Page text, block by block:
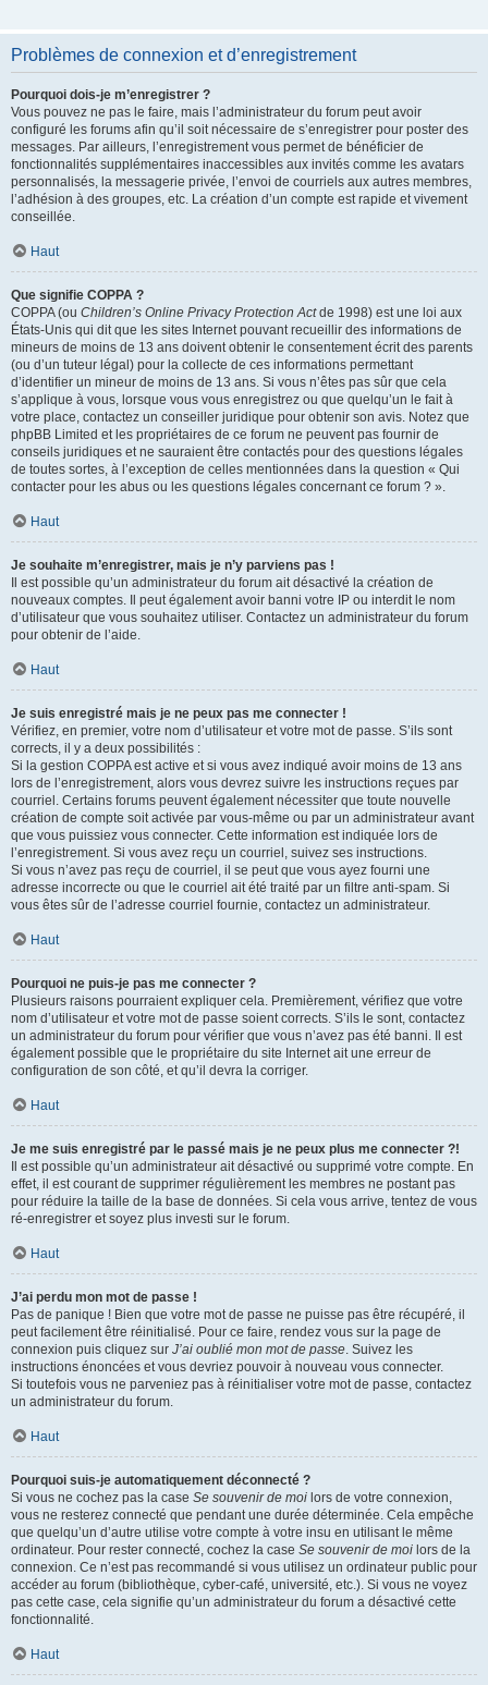
Problèmes de connexion et d’enregistrement
Pourquoi dois-je m’enregistrer ?
Vous pouvez ne pas le faire, mais l’administrateur du forum peut avoir
configuré les forums afin qu’il soit nécessaire de s’enregistrer pour poster des
messages. Par ailleurs, l’enregistrement vous permet de bénéficier de
fonctionnalités supplémentaires inaccessibles aux invités comme les avatars
personnalisés, la messagerie privée, l’envoi de courriels aux autres membres,
l’adhésion à des groupes, etc. La création d’un compte est rapide et vivement
conseillée.
Haut
Que signifie COPPA ?
COPPA (ou Children’s Online Privacy Protection Actde 1998) est une loi aux
États-Unis qui dit que les sites Internet pouvant recueillir des informations de
mineurs de moins de 13 ans doivent obtenir le consentement écrit des parents
(ou d’un tuteur légal) pour la collecte de ces informations permettant
d’identifier un mineur de moins de 13 ans. Si vous n’êtes pas sûr que cela
s’applique à vous, lorsque vous vous enregistrez ou que quelqu’un le fait à
votre place, contactez un conseiller juridique pour obtenir son avis. Notez que
phpBB Limited et les propriétaires de ce forum ne peuvent pas fournir de
conseils juridiques et ne sauraient être contactés pour des questions légales
de toutes sortes, à l’exception de celles mentionnées dans la question « Qui
contacter pour les abus ou les questions légales concernant ce forum ? ».
Haut
Je souhaite m’enregistrer, mais je n’y parviens pas !
Il est possible qu’un administrateur du forum ait désactivé la création de
nouveaux comptes. Il peut également avoir banni votre IP ou interdit le nom
d’utilisateur que vous souhaitez utiliser. Contactez un administrateur du forum
pour obtenir de l’aide.
Haut
Je suis enregistré mais je ne peux pas me connecter !
Vérifiez, en premier, votre nom d’utilisateur et votre mot de passe. S’ils sont
corrects, il y a deux possibilités :
Si la gestion COPPA est active et si vous avez indiqué avoir moins de 13 ans
lors de l’enregistrement, alors vous devrez suivre les instructions reçues par
courriel. Certains forums peuvent également nécessiter que toute nouvelle
création de compte soit activée par vous-même ou par un administrateur avant
que vous puissiez vous connecter. Cette information est indiquée lors de
l’enregistrement. Si vous avez reçu un courriel, suivez ses instructions.
Si vous n’avez pas reçu de courriel, il se peut que vous ayez fourni une
adresse incorrecte ou que le courriel ait été traité par un filtre anti-spam. Si
vous êtes sûr de l’adresse courriel fournie, contactez un administrateur.
Haut
Pourquoi ne puis-je pas me connecter ?
Plusieurs raisons pourraient expliquer cela. Premièrement, vérifiez que votre
nom d’utilisateur et votre mot de passe soient corrects. S’ils le sont, contactez
un administrateur du forum pour vérifier que vous n’avez pas été banni. Il est
également possible que le propriétaire du site Internet ait une erreur de
configuration de son côté, et qu’il devra la corriger.
Haut
Je me suis enregistré par le passé mais je ne peux plus me connecter ?!
Il est possible qu’un administrateur ait désactivé ou supprimé votre compte. En
effet, il est courant de supprimer régulièrement les membres ne postant pas
pour réduire la taille de la base de données. Si cela vous arrive, tentez de vous
ré-enregistrer et soyez plus investi sur le forum.
Haut
J’ai perdu mon mot de passe !
Pas de panique ! Bien que votre mot de passe ne puisse pas être récupéré, il
peut facilement être réinitialisé. Pour ce faire, rendez vous sur la page de
connexion puis cliquez sur J’ai oublié mon mot de passe. Suivez les
instructions énoncées et vous devriez pouvoir à nouveau vous connecter.
Si toutefois vous ne parveniez pas à réinitialiser votre mot de passe, contactez
un administrateur du forum.
Haut
Pourquoi suis-je automatiquement déconnecté ?
Si vous ne cochez pas la case Se souvenir de moi lors de votre connexion,
vous ne resterez connecté que pendant une durée déterminée. Cela empêche
que quelqu’un d’autre utilise votre compte à votre insu en utilisant le même
ordinateur. Pour rester connecté, cochez la case Se souvenir de moi lors de la
connexion. Ce n’est pas recommandé si vous utilisez un ordinateur public pour
accéder au forum (bibliothèque, cyber-café, université, etc.). Si vous ne voyez
pas cette case, cela signifie qu’un administrateur du forum a désactivé cette
fonctionnalité.
Haut